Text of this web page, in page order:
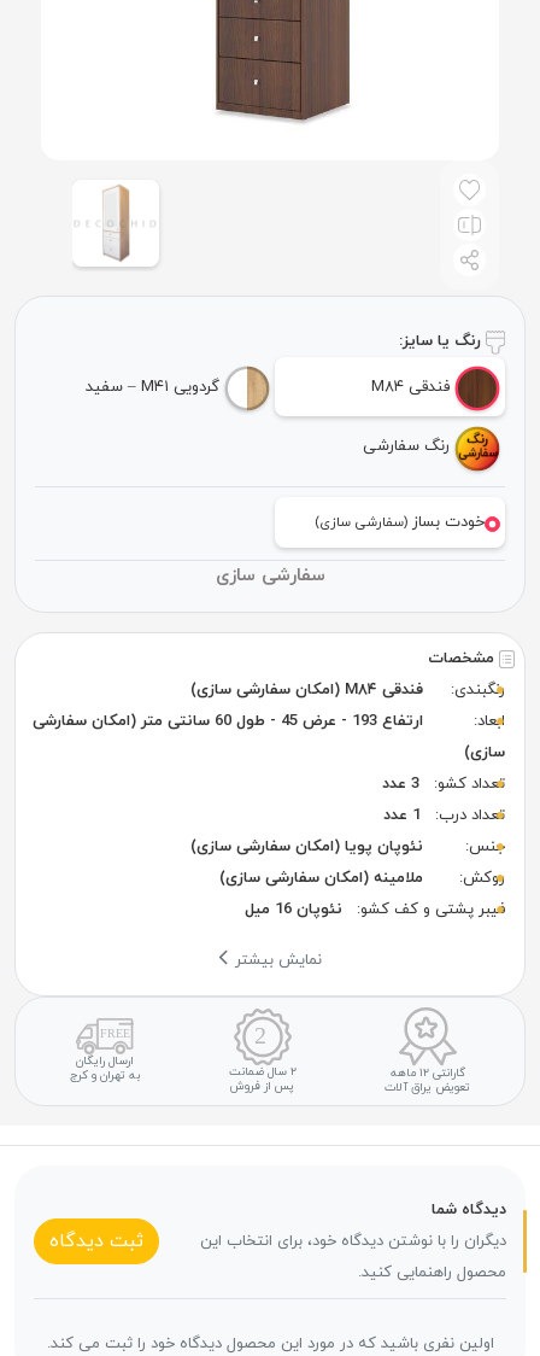
مشخصات
رنگبندی:
فندقی M۸۴ (امکان سفارشی سازی)
ابعاد:
ارتفاع 193 - عرض 45 - طول 60 سانتی متر (امکان سفارشی
سازی)
تعداد کشو:
3 عدد
تعداد درب:
1 عدد
جنس:
نئوپان پویا (امکان سفارشی سازی)
روکش:
ملامینه (امکان سفارشی سازی)
فیبر پشتی و کف کشو:
نئوپان 16 میل
نمایش بیشتر
گارانتی ۱۲ ماهه
تعویض یراق آلات
۲ سال ضمانت
پس از فروش
ارسال رایگان
به تهران و کرج
رنگ یا سایز:
فندقی M۸۴ گردویی M۴۱ – سفید
رنگ سفارشی
خودت بساز(سفارشی سازی)
سفارشی سازی
دیدگاه شما
دیگران را با نوشتن دیدگاه خود، برای انتخاب این
محصول راهنمایی کنید.
ثبت دیدگاه
اولین نفری باشید که در مورد این محصول دیدگاه خود را ثبت می کند.